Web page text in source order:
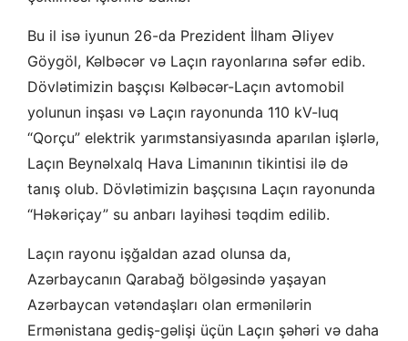
Bu il isə iyunun 26-da Prezident İlham Əliyev
Göygöl, Kəlbəcər və Laçın rayonlarına səfər edib.
Dövlətimizin başçısı Kəlbəcər-Laçın avtomobil
yolunun inşası və Laçın rayonunda 110 kV-luq
“Qorçu” elektrik yarımstansiyasında aparılan işlərlə,
Laçın Beynəlxalq Hava Limanının tikintisi ilə də
tanış olub. Dövlətimizin başçısına Laçın rayonunda
“Həkəriçay” su anbarı layihəsi təqdim edilib.
Laçın rayonu işğaldan azad olunsa da,
Azərbaycanın Qarabağ bölgəsində yaşayan
Azərbaycan vətəndaşları olan ermənilərin
Ermənistana gediş-gəlişi üçün Laçın şəhəri və daha